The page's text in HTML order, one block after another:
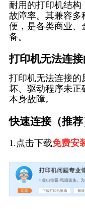
耐用的打印机结
故障率。其兼容多
便，是各类商业、
备。
打印机无法连接
打印机无法连接的
坏、驱动程序未正
本身故障。
快速连接（推荐
1.点击下载免费安